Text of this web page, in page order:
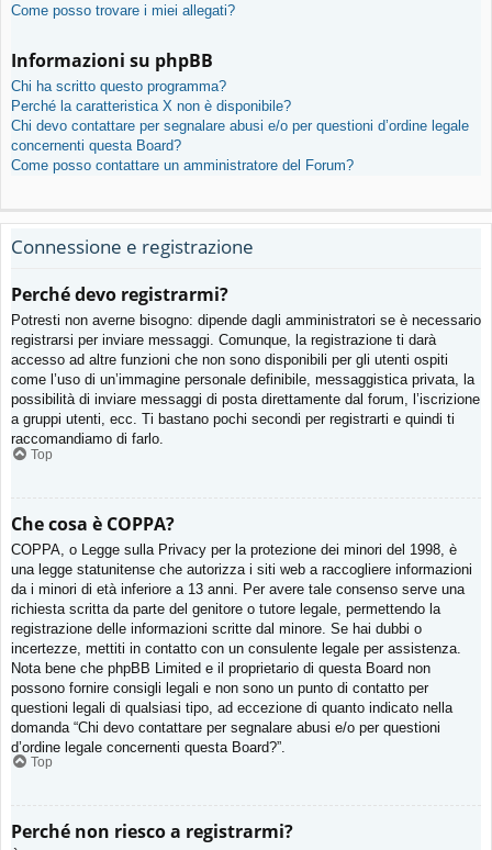
Come posso trovare i miei allegati?
Informazioni su phpBB
Chi ha scritto questo programma?
Perché la caratteristica X non è disponibile?
Chi devo contattare per segnalare abusi e/o per questioni d’ordine legale
concernenti questa Board?
Come posso contattare un amministratore del Forum?
Connessione e registrazione
Perché devo registrarmi?
Potresti non averne bisogno: dipende dagli amministratori se è necessario
registrarsi per inviare messaggi. Comunque, la registrazione ti darà
accesso ad altre funzioni che non sono disponibili per gli utenti ospiti
come l’uso di un’immagine personale definibile, messaggistica privata, la
possibilità di inviare messaggi di posta direttamente dal forum, l’iscrizione
a gruppi utenti, ecc. Ti bastano pochi secondi per registrarti e quindi ti
raccomandiamo di farlo.
Top
Che cosa è COPPA?
COPPA, o Legge sulla Privacy per la protezione dei minori del 1998, è
una legge statunitense che autorizza i siti web a raccogliere informazioni
da i minori di età inferiore a 13 anni. Per avere tale consenso serve una
richiesta scritta da parte del genitore o tutore legale, permettendo la
registrazione delle informazioni scritte dal minore. Se hai dubbi o
incertezze, mettiti in contatto con un consulente legale per assistenza.
Nota bene che phpBB Limited e il proprietario di questa Board non
possono fornire consigli legali e non sono un punto di contatto per
questioni legali di qualsiasi tipo, ad eccezione di quanto indicato nella
domanda “Chi devo contattare per segnalare abusi e/o per questioni
d’ordine legale concernenti questa Board?”.
Top
Perché non riesco a registrarmi?